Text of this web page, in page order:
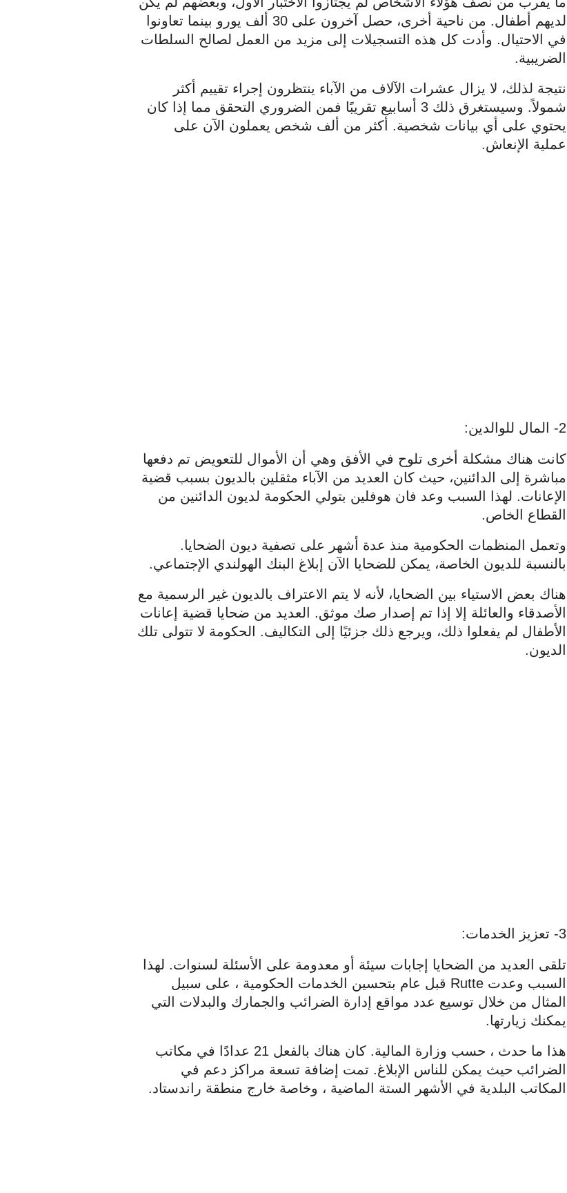
الضريبية.
عملية الإنعاش.
2- المال للوالدين:
القطاع الخاص.
بالنسبة للديون الخاصة، يمكن للضحايا الآن إبلاغ البنك الهولندي الإجتماعي.
الديون.
3- تعزيز الخدمات:
يمكنك زيارتها.
المكاتب البلدية في الأشهر الستة الماضية ، وخاصة خارج منطقة راندستاد.